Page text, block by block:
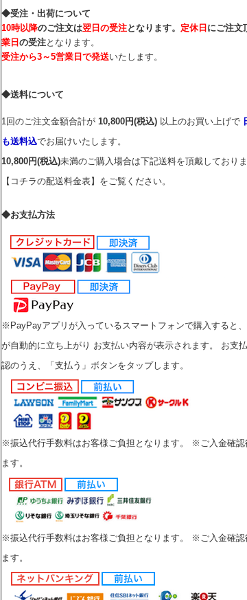
◆受注・出荷について
10時以降のご注文は翌日の受注となります。 定休日 にご注文
業日 の受注となります。
受注から3～5営業日で発送いたします。
◆送料について
1回のご注文金額合計が 10,800円(税込) 以上のお買い上げで
も送料込でお届けいたします。
10,800円(税込)未満のご購入場合は下記送料を頂戴しておりま
【コチラの配送料金表】をご覧ください。
◆お支払方法
※PayPayアプリが入っているスマートフォンで購入すると
が自動的に立ち上がり お支払い内容が表示されます。 お支
認のうえ、「支払う」ボタンをタップします。
※振込代行手数料はお客様ご負担となります。 ※ご入金確認
ます。
※振込代行手数料はお客様ご負担となります。 ※ご入金確認
ます。